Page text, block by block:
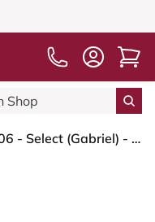
HÅG Capisco 8106 - Select (Gabriel) - Wolle / Polyamid - SC66194 - Blue - Schwarz - 265 mm (Sitzhöhe 53-79cm) - Bodengleiter